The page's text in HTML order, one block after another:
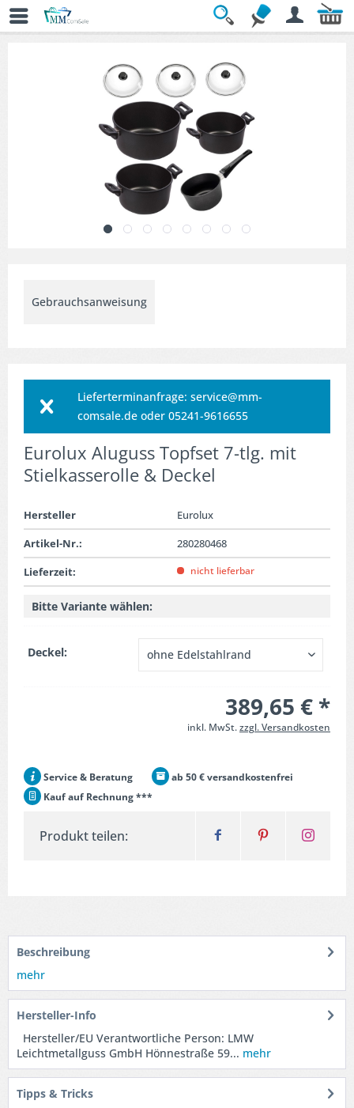
Übersicht
Gebrauchsanweisung
Lieferterminanfrage: service@mm-
comsale.de oder 05241-9616655
Eurolux Aluguss Topfset 7-tlg. mit
Stielkasserolle & Deckel
Hersteller
Eurolux
Artikel-Nr.:
280280468
Lieferzeit:
nicht lieferbar
Bitte Variante wählen:
Deckel:
389,65 € *
inkl. MwSt.zzgl. Versandkosten
Service & Beratung
ab 50 € versandkostenfrei
Kauf auf Rechnung ***
Produkt teilen:
Beschreibung
mehr
Hersteller-Info
Hersteller/EU Verantwortliche Person: LMW
Leichtmetallguss GmbH Hönnestraße 59... mehr
Tipps & Tricks